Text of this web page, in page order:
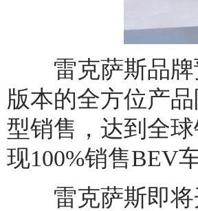
雷克萨斯品牌
版本的全方位产
型销售，达到全
现100%销售BEV
雷克萨斯即将